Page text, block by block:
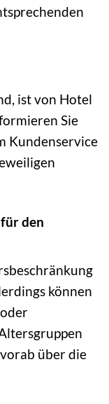
ist von Hotel
Sie
Kundenservice
den
können
über die